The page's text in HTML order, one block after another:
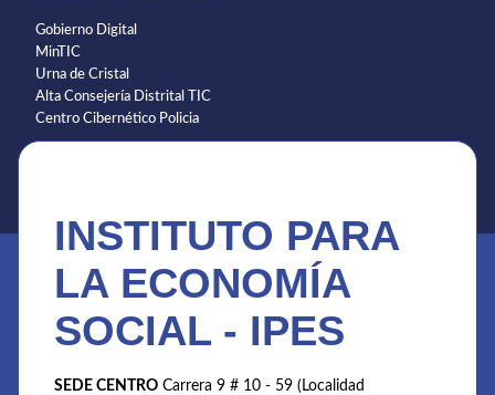
Gobierno Digital
MinTIC
Urna de Cristal
Alta Consejería Distrital TIC
Centro Cibernético Policia
INSTITUTO PARA
LA ECONOMÍA
SOCIAL - IPES
SEDE CENTRO Carrera 9 # 10 - 59 (Localidad